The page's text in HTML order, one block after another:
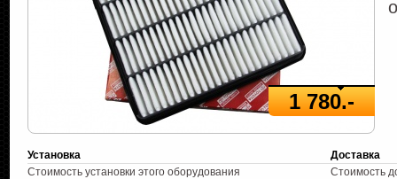
1 780.-
Установка
Доставка
Стоимость установки этого оборудования
Стоимость